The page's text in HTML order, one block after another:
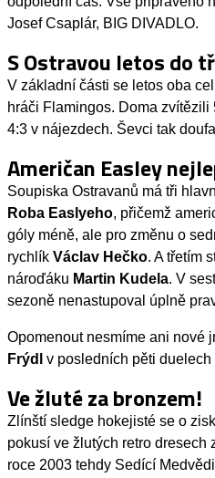
Josef Csaplár, BIG DIVADLO.
S Ostravou letos do
V základní části se letos oba
hráči Flamingos. Doma
4:3 v nájezdech. Ševci tak
Američan Easley
Soupiska Ostravanů má tři
Roba Easlyeho, přičemž
góly méně, ale pro změnu o
rychlík Václav Hečko. A třetím
nároďáku Martin Kudela. V
sezoně nenastupoval úplně
Opomenout nesmíme ani nové
Frýdl
v posledních pěti
Ve žluté za bronzem!
Zlínští sledge hokejisté se o
pokusí ve žlutých retro dresech
roce 2003 tehdy Sedící